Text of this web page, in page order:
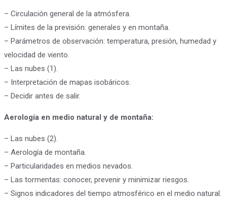
– Circulación general de la atmósfera.
– Límites de la previsión: generales y en montaña.
– Parámetros de observación: temperatura, presión, humedad y
velocidad de viento.
– Las nubes (1).
– Interpretación de mapas isobáricos.
– Decidir antes de salir.
Aerología en medio natural y de montaña:
– Las nubes (2).
– Aerología de montaña.
– Particularidades en medios nevados.
– Las tormentas: conocer, prevenir y minimizar riesgos.
– Signos indicadores del tiempo atmosférico en el medio natural.